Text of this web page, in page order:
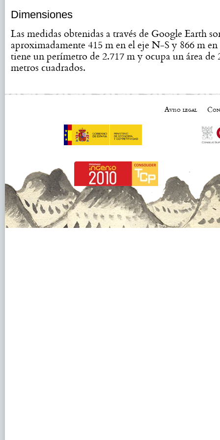
Dimensiones
Las medidas obtenidas a través de Google Earth
aproximadamente 415 m en el eje N-S y 866 m
tiene un perímetro de 2.717 m y ocupa un área de
metros cuadrados.
Aviso legal